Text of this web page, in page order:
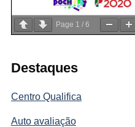
Destaques
Centro Qualifica
Auto avaliação
Page 1 / 6